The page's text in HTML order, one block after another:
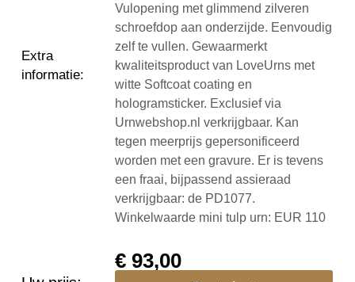
Extra
informatie:
Vulopening met glimmend zilveren
schroefdop aan onderzijde. Eenvoudig
zelf te vullen. Gewaarmerkt
kwaliteitsproduct van LoveUrns met
witte Softcoat coating en
hologramsticker. Exclusief via
Urnwebshop.nl verkrijgbaar. Kan
tegen meerprijs gepersonificeerd
worden met een gravure. Er is tevens
een fraai, bijpassend assieraad
verkrijgbaar: de PD1077.
Winkelwaarde mini tulp urn: EUR 110
€ 93,00